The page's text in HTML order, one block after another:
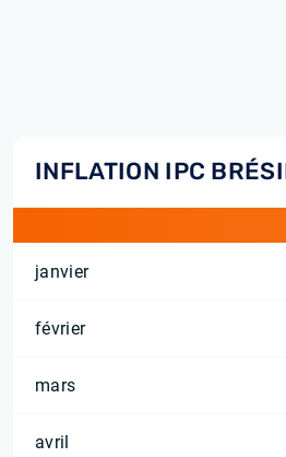
INFLATION IPC
janvier
février
mars
avril